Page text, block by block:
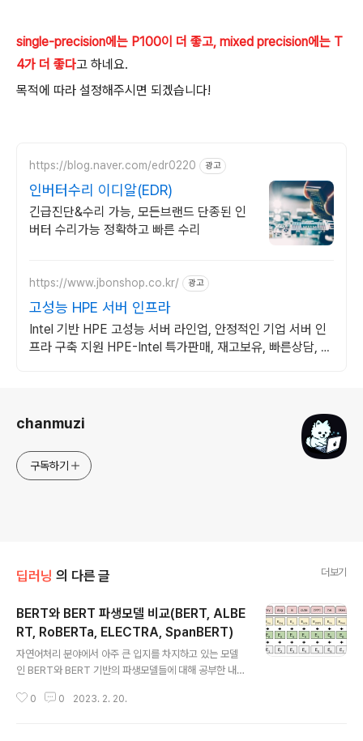
single-precision에는 P100이 더 좋고, mixed precision에는 T
4가 더 좋다고 하네요.
목적에 따라 설정해주시면 되겠습니다!
https://blog.naver.com/edr0220 광고
인버터수리 이디알(EDR)
긴급진단&수리 가능, 모든브랜드 단종된 인
버터 수리가능 정확하고 빠른 수리
https://www.jbonshop.co.kr/ 광고
고성능 HPE 서버 인프라
Intel 기반 HPE 고성능 서버 라인업, 안정적인 기업 서버 인
프라 구축 지원 HPE-Intel 특가판매, 재고보유, 빠른상담, 기
chanmuzi
구독하기
딥러닝 의 다른 글 더보기
BERT와 BERT 파생모델 비교(BERT, ALBE
RT, RoBERTa, ELECTRA, SpanBERT)
자연어처리 분야에서 아주 큰 입지를 차지하고 있는 모델
인 BERT와 BERT 기반의 파생모델들에 대해 공부한 내용
책과 각 모델 관련 논문, 그리고 인터넷의 여러 게시물들을
0 0 2023. 2. 20.